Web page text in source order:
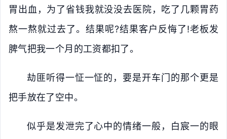
胃出血，为了省钱我就没没去医院，吃了几颗胃药
熬一熬就过去了。结果呢?结果客户反悔了!老板发
脾气把我一个月的工资都扣了。
劫匪听得一怔一怔的，要是开车门的那个更是
把手放在了空中。
似乎是发泄完了心中的情绪一般，白宸一的眼